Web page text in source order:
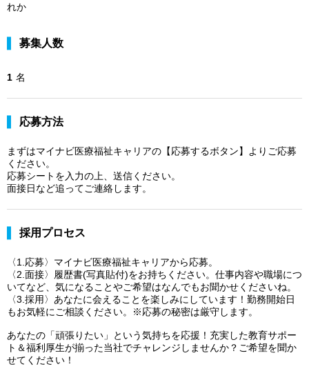
れか
募集人数
1 名
応募方法
まずはマイナビ医療福祉キャリアの【応募するボタン】よりご応募
ください。
応募シートを入力の上、送信ください。
面接日など追ってご連絡します。
採用プロセス
〈1.応募〉マイナビ医療福祉キャリアから応募。
〈2.面接〉履歴書(写真貼付)をお持ちください。仕事内容や職場につ
いてなど、気になることやご希望はなんでもお聞かせくださいね。
〈3.採用〉あなたに会えることを楽しみにしています！勤務開始日
もお気軽にご相談ください。※応募の秘密は厳守します。
あなたの「頑張りたい」という気持ちを応援！充実した教育サポー
ト＆福利厚生が揃った当社でチャレンジしませんか？ご希望を聞か
せてください！